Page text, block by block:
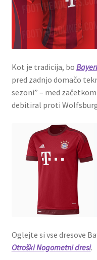
Kot je tradicija, bo
pred zadnjo domačo
sezoni” – med
debitiral proti
Oglejte si vse dresove
Otroški Nogometni dresi.